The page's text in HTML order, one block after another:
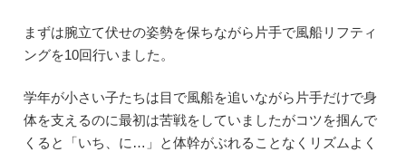
まずは腕立て伏せの姿勢を保ちながら片手で風船リフティ
ングを10回行いました。
学年が小さい子たちは目で風船を追いながら片手だけで身
体を支えるのに最初は苦戦をしていましたがコツを掴んで
くると「いち、に…」と体幹がぶれることなくリズムよく